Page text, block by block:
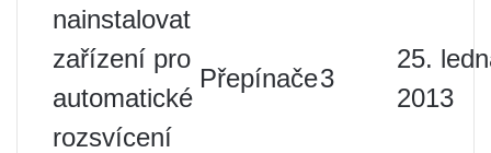
nainstalovat
zařízení pro
automatické
rozsvícení
Přepínače3
25.
2013